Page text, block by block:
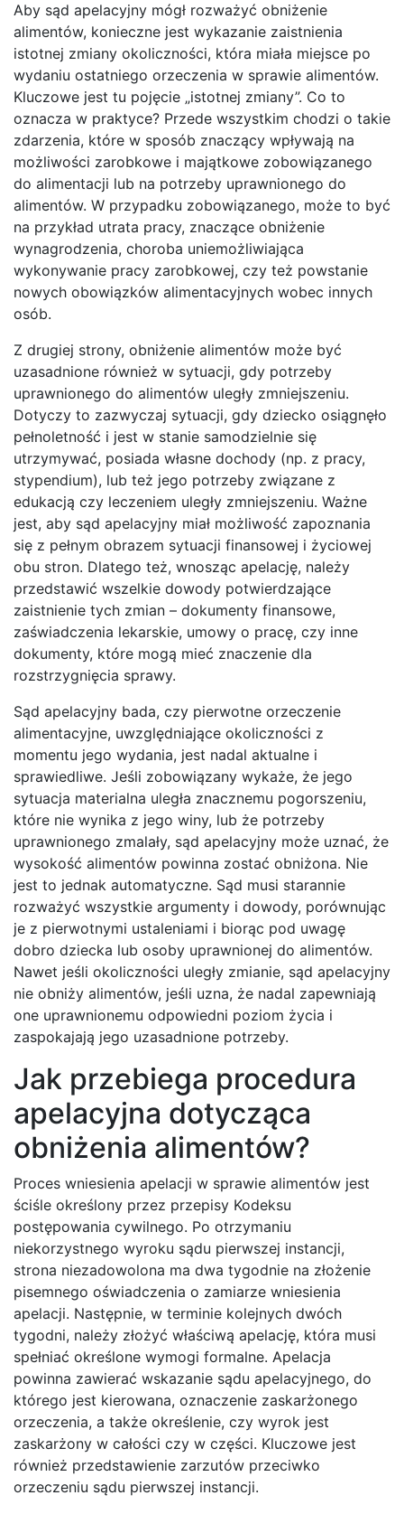
Aby sąd apelacyjny mógł rozważyć obniżenie
alimentów, konieczne jest wykazanie zaistnienia
istotnej zmiany okoliczności, która miała miejsce po
wydaniu ostatniego orzeczenia w sprawie alimentów.
Kluczowe jest tu pojęcie „istotnej zmiany”. Co to
oznacza w praktyce? Przede wszystkim chodzi o takie
zdarzenia, które w sposób znaczący wpływają na
możliwości zarobkowe i majątkowe zobowiązanego
do alimentacji lub na potrzeby uprawnionego do
alimentów. W przypadku zobowiązanego, może to być
na przykład utrata pracy, znaczące obniżenie
wynagrodzenia, choroba uniemożliwiająca
wykonywanie pracy zarobkowej, czy też powstanie
nowych obowiązków alimentacyjnych wobec innych
osób.
Z drugiej strony, obniżenie alimentów może być
uzasadnione również w sytuacji, gdy potrzeby
uprawnionego do alimentów uległy zmniejszeniu.
Dotyczy to zazwyczaj sytuacji, gdy dziecko osiągnęło
pełnoletność i jest w stanie samodzielnie się
utrzymywać, posiada własne dochody (np. z pracy,
stypendium), lub też jego potrzeby związane z
edukacją czy leczeniem uległy zmniejszeniu. Ważne
jest, aby sąd apelacyjny miał możliwość zapoznania
się z pełnym obrazem sytuacji finansowej i życiowej
obu stron. Dlatego też, wnosząc apelację, należy
przedstawić wszelkie dowody potwierdzające
zaistnienie tych zmian – dokumenty finansowe,
zaświadczenia lekarskie, umowy o pracę, czy inne
dokumenty, które mogą mieć znaczenie dla
rozstrzygnięcia sprawy.
Sąd apelacyjny bada, czy pierwotne orzeczenie
alimentacyjne, uwzględniające okoliczności z
momentu jego wydania, jest nadal aktualne i
sprawiedliwe. Jeśli zobowiązany wykaże, że jego
sytuacja materialna uległa znacznemu pogorszeniu,
które nie wynika z jego winy, lub że potrzeby
uprawnionego zmalały, sąd apelacyjny może uznać, że
wysokość alimentów powinna zostać obniżona. Nie
jest to jednak automatyczne. Sąd musi starannie
rozważyć wszystkie argumenty i dowody, porównując
je z pierwotnymi ustaleniami i biorąc pod uwagę
dobro dziecka lub osoby uprawnionej do alimentów.
Nawet jeśli okoliczności uległy zmianie, sąd apelacyjny
nie obniży alimentów, jeśli uzna, że nadal zapewniają
one uprawnionemu odpowiedni poziom życia i
zaspokajają jego uzasadnione potrzeby.
Jak przebiega procedura
apelacyjna dotycząca
obniżenia alimentów?
Proces wniesienia apelacji w sprawie alimentów jest
ściśle określony przez przepisy Kodeksu
postępowania cywilnego. Po otrzymaniu
niekorzystnego wyroku sądu pierwszej instancji,
strona niezadowolona ma dwa tygodnie na złożenie
pisemnego oświadczenia o zamiarze wniesienia
apelacji. Następnie, w terminie kolejnych dwóch
tygodni, należy złożyć właściwą apelację, która musi
spełniać określone wymogi formalne. Apelacja
powinna zawierać wskazanie sądu apelacyjnego, do
którego jest kierowana, oznaczenie zaskarżonego
orzeczenia, a także określenie, czy wyrok jest
zaskarżony w całości czy w części. Kluczowe jest
również przedstawienie zarzutów przeciwko
orzeczeniu sądu pierwszej instancji.